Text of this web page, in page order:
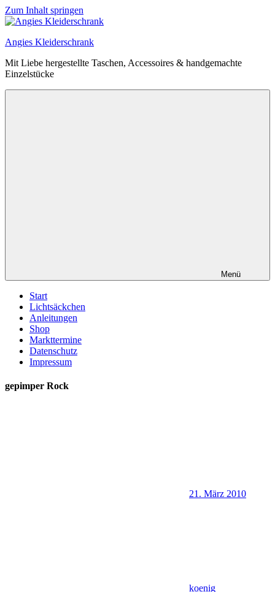
Zum Inhalt springen
Angies Kleiderschrank
Mit Liebe hergestellte Taschen, Accessoires & handgemachte
Einzelstücke
Menü
Start
Lichtsäckchen
Anleitungen
Shop
Markttermine
Datenschutz
Impressum
gepimper Rock
21. März 2010
koenig